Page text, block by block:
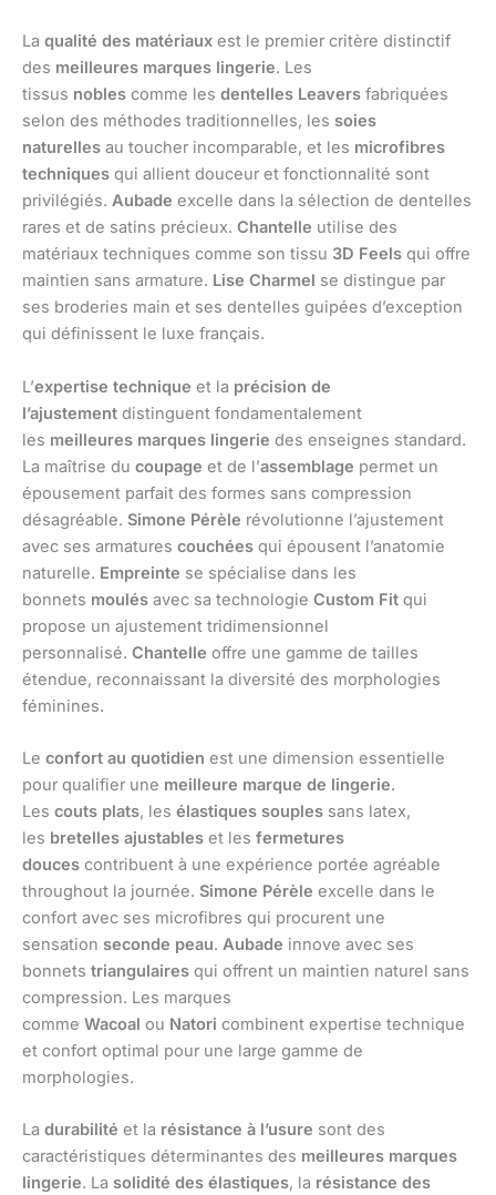
La qualité des matériaux est le premier critère distinctif
des meilleures marques lingerie. Les
tissus nobles comme les dentelles Leavers fabriquées
selon des méthodes traditionnelles, les soies
naturelles au toucher incomparable, et les microfibres
techniques qui allient douceur et fonctionnalité sont
privilégiés. Aubade excelle dans la sélection de dentelles
rares et de satins précieux. Chantelle utilise des
matériaux techniques comme son tissu 3D Feels qui offre
maintien sans armature. Lise Charmel se distingue par
ses broderies main et ses dentelles guipées d’exception
qui définissent le luxe français.
L’expertise technique et la précision de
l’ajustement distinguent fondamentalement
les meilleures marques lingerie des enseignes standard.
La maîtrise du coupage et de l’assemblage permet un
épousement parfait des formes sans compression
désagréable. Simone Pérèle révolutionne l’ajustement
avec ses armatures couchées qui épousent l’anatomie
naturelle. Empreinte se spécialise dans les
bonnets moulés avec sa technologie Custom Fit qui
propose un ajustement tridimensionnel
personnalisé. Chantelle offre une gamme de tailles
étendue, reconnaissant la diversité des morphologies
féminines.
Le confort au quotidien est une dimension essentielle
pour qualifier une meilleure marque de lingerie.
Les couts plats, les élastiques souples sans latex,
les bretelles ajustables et les fermetures
douces contribuent à une expérience portée agréable
throughout la journée. Simone Pérèle excelle dans le
confort avec ses microfibres qui procurent une
sensation seconde peau. Aubade innove avec ses
bonnets triangulaires qui offrent un maintien naturel sans
compression. Les marques
comme Wacoal ou Natori combinent expertise technique
et confort optimal pour une large gamme de
morphologies.
La durabilité et la résistance à l’usure sont des
caractéristiques déterminantes des meilleures marques
lingerie. La solidité des élastiques, la résistance des